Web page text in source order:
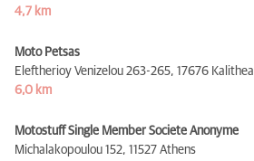
4,7 km
Moto Petsas
Eleftherioy Venizelou 263-265, 17676 Kalithea
6,0 km
Motostuff Single Member Societe Anonyme
Michalakopoulou 152, 11527 Athens